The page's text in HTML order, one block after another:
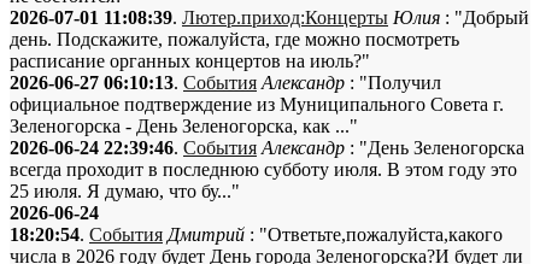
2026-07-01 11:08:39. Лютер.приход:Концерты Юлия : "Добрый
день. Подскажите, пожалуйста, где можно посмотреть
расписание органных концертов на июль?"
2026-06-27 06:10:13. События Александр : "Получил
официальное подтверждение из Муниципального Совета г.
Зеленогорска - День Зеленогорска, как ..."
2026-06-24 22:39:46. События Александр : "День Зеленогорска
всегда проходит в последнюю субботу июля. В этом году это
25 июля. Я думаю, что бу..."
2026-06-24
18:20:54. События Дмитрий : "Ответьте,пожалуйста,какого
числа в 2026 году будет День города Зеленогорска?И будет ли